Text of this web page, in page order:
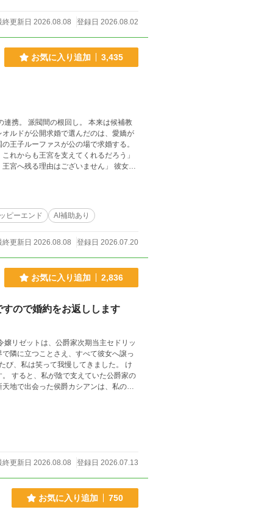
終更新日 2026.08.08 登録日 2026.08.02
お気に入り追加 3,435
ピーエンド AI補助あり
終更新日 2026.08.08 登録日 2026.07.20
お気に入り追加 2,836
すので婚約をお返しします
隣に立つことさえ、すべて彼女へ譲っ
トーリーです。
終更新日 2026.08.08 登録日 2026.07.13
お気に入り追加 750